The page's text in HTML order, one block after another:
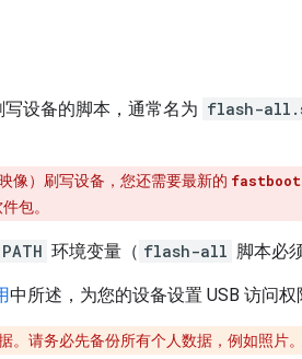
设备的脚本，通常名为 flash-
像）刷写设备，您还需要最新的 fastboot
包。
PATH 环境变量（ flash-all 脚本必
中所述，为您的设备设置 USB 访问权
。请务必先备份所有个人数据，例如照片。